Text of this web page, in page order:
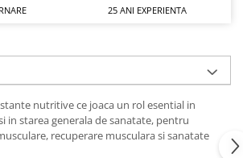
25 ANI EXPERIENTA
nutritive ce joaca un rol esential in
in starea generala de sanatate, pentru
recuperare musculara si sanatate